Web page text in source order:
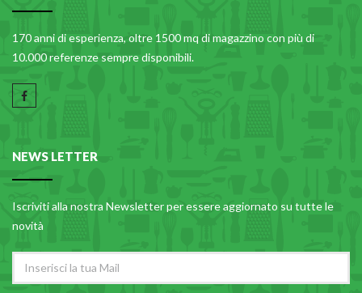
170 anni di esperienza, oltre 1500 mq di magazzino con più di
10.000 referenze sempre disponibili.
NEWS LETTER
Iscriviti alla nostra Newsletter per essere aggiornato su tutte le
novità